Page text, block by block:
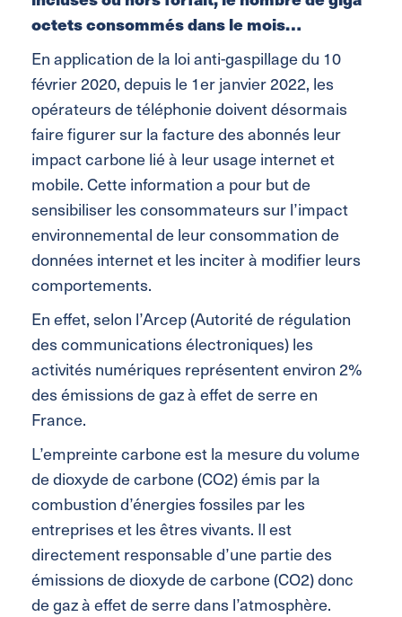
octets consommés dans le mois…
En application de la loi anti-gaspillage du 10
février 2020, depuis le 1er janvier 2022, les
opérateurs de téléphonie doivent désormais
faire figurer sur la facture des abonnés leur
impact carbone lié à leur usage internet et
mobile. Cette information a pour but de
sensibiliser les consommateurs sur l’impact
environnemental de leur consommation de
données internet et les inciter à modifier leurs
comportements.
En effet, selon l’Arcep (Autorité de régulation
des communications électroniques) les
activités numériques représentent environ 2%
des émissions de gaz à effet de serre en
France.
L’empreinte carbone est la mesure du volume
de dioxyde de carbone (CO2) émis par la
combustion d’énergies fossiles par les
entreprises et les êtres vivants. Il est
directement responsable d’une partie des
émissions de dioxyde de carbone (CO2) donc
de gaz à effet de serre dans l’atmosphère.